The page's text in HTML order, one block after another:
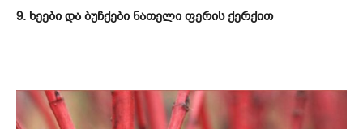
9. ხეები და ბუჩქები ნათელი ფერის ქერქით